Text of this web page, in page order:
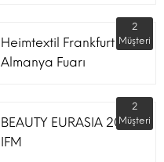
Heimtextil Frankfurt
Almanya Fuarı
2
Müşteri
BEAUTY EURASIA 2022
IFM
2
Müşteri